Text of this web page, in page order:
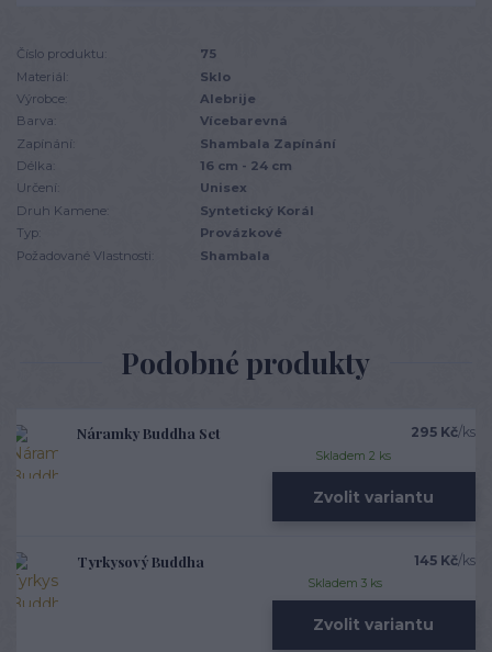
Číslo produktu:
75
Materiál:
Sklo
Výrobce:
Alebrije
Barva:
Vícebarevná
Zapínání:
Shambala Zapínání
Délka:
16 cm - 24 cm
Určení:
Unisex
Druh Kamene:
Syntetický Korál
Typ:
Provázkové
Požadované Vlastnosti:
Shambala
Podobné produkty
Náramky Buddha Set 295 Kč/ks
Skladem 2 ks
Zvolit variantu
Tyrkysový Buddha 145 Kč/ks
Skladem 3 ks
Zvolit variantu